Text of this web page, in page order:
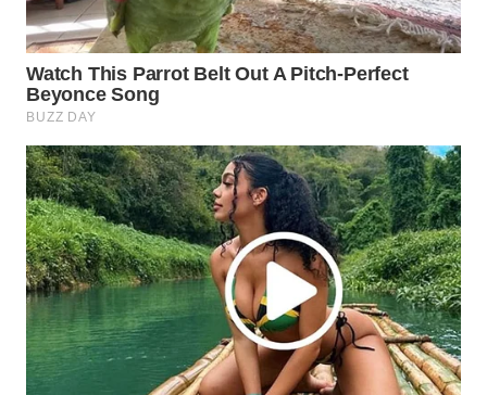
WN
KUNINGAN
WN
MAJALENGKA
WN
SUBANG
WN
SUKABUMI
WN
PURWAKARTA